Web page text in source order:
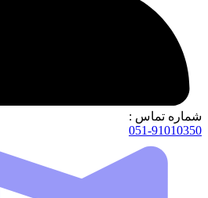
شماره تماس :
051-91010350